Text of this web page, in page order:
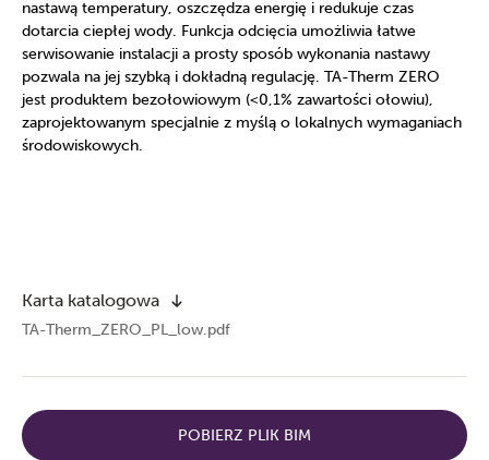
nastawą temperatury, oszczędza energię i redukuje czas
dotarcia ciepłej wody. Funkcja odcięcia umożliwia łatwe
serwisowanie instalacji a prosty sposób wykonania nastawy
pozwala na jej szybką i dokładną regulację. TA-Therm ZERO
jest produktem bezołowiowym (<0,1% zawartości ołowiu),
zaprojektowanym specjalnie z myślą o lokalnych wymaganiach
środowiskowych.
Karta katalogowa
TA-Therm_ZERO_PL_low.pdf
POBIERZ PLIK BIM